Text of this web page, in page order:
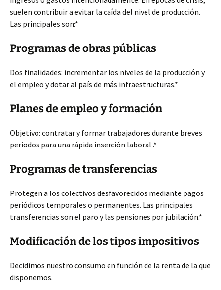
suelen contribuir a evitar la caída del nivel de producción.
Las principales son:*
Programas de obras públicas
Dos finalidades: incrementar los niveles de la producción y
el empleo y dotar al país de más infraestructuras.*
Planes de empleo y formación
Objetivo: contratar y formar trabajadores durante breves
periodos para una rápida inserción laboral .*
Programas de transferencias
Protegen a los colectivos desfavorecidos mediante pagos
periódicos temporales o permanentes. Las principales
transferencias son el paro y las pensiones por jubilación.*
Modificación de los tipos impositivos
Decidimos nuestro consumo en función de la renta de la que
disponemos.